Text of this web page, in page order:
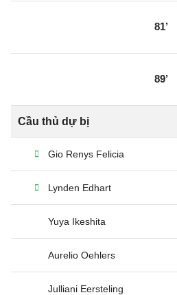
81’
89’
Cầu thủ dự bị
Gio Renys Felicia
Lynden Edhart
Yuya Ikeshita
Aurelio Oehlers
Julliani Eersteling